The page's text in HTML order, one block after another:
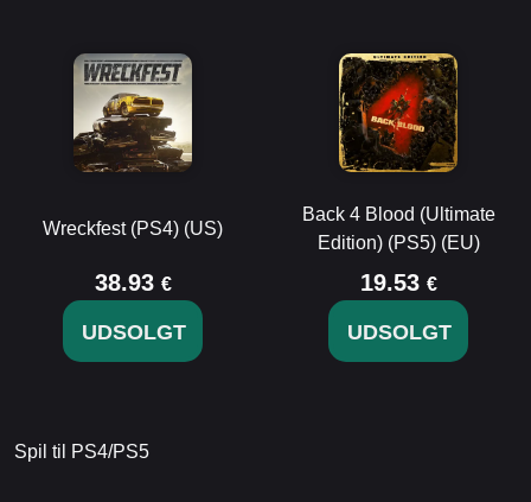
Wreckfest (PS4) (US)
38.93 €
UDSOLGT
Back 4 Blood (Ultimate
Edition) (PS5) (EU)
19.53 €
UDSOLGT
Spil til PS4/PS5